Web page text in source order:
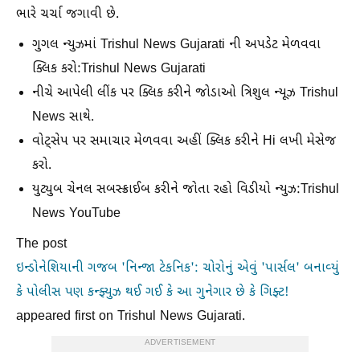
ભારે ચર્ચા જગાવી છે.
ગુગલ ન્યુઝમાં Trishul News Gujarati ની અપડેટ મેળવવા
ક્લિક કરો:Trishul News Gujarati
નીચે આપેલી લીંક પર ક્લિક કરીને જોડાઓ ત્રિશુલ ન્યૂઝ Trishul
News સાથે.
વોટ્સેપ પર સમાચાર મેળવવા અહીં ક્લિક કરીને Hi લખી મેસેજ
કરો.
યુટ્યુબ ચેનલ સબસ્ક્રાઈબ કરીને જોતા રહો વિડીયો ન્યુઝ:Trishul
News YouTube
The post
ઇન્ડોનેશિયાની ગજબ 'નિન્જા ટેકનિક': ચોરોનું એવું 'પાર્સલ' બનાવ્યું
કે પોલીસ પણ કન્ફ્યુઝ થઈ ગઈ કે આ ગુનેગાર છે કે ગિફ્ટ!
appeared first on Trishul News Gujarati.
ADVERTISEMENT